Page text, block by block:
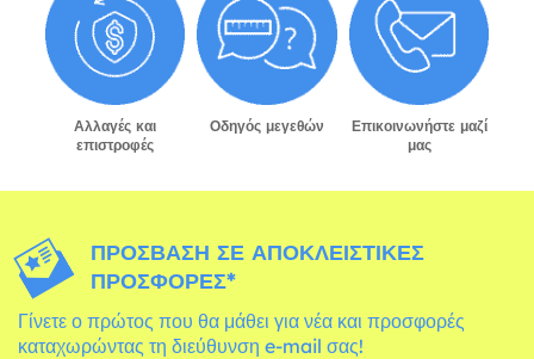
Αλλαγές και
επιστροφές
Οδηγός μεγεθών
Επικοινωνήστε μαζί
μας
ΠΡΌΣΒΑΣΗ ΣΕ ΑΠΟΚΛΕΙΣΤΙΚΈΣ
ΠΡΟΣΦΟΡΈΣ*
Γίνετε ο πρώτος που θα μάθει για νέα και προσφορές
καταχωρώντας τη διεύθυνση e-mail σας!